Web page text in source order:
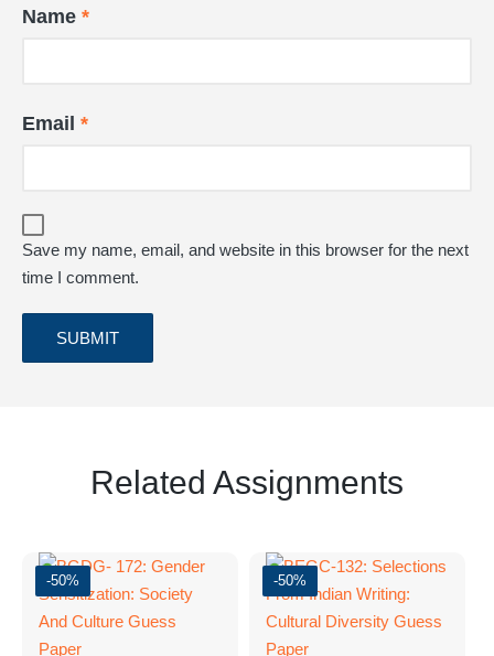
Name *
Email *
Save my name, email, and website in this browser for the next
time I comment.
Related Assignments
-50% -50%